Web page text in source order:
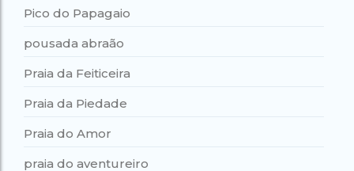
Pico do Papagaio
pousada abraão
Praia da Feiticeira
Praia da Piedade
Praia do Amor
praia do aventureiro